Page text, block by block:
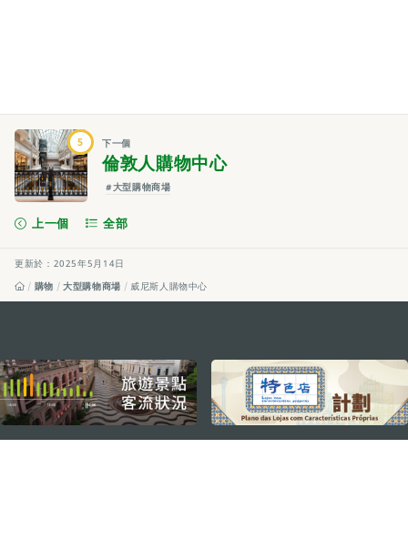
5 下一個
倫敦人購物中心
#大型購物商場
上一個 全部
更新於：2025年5月14日
購物
大型購物商場 威尼斯人購物中心
external links